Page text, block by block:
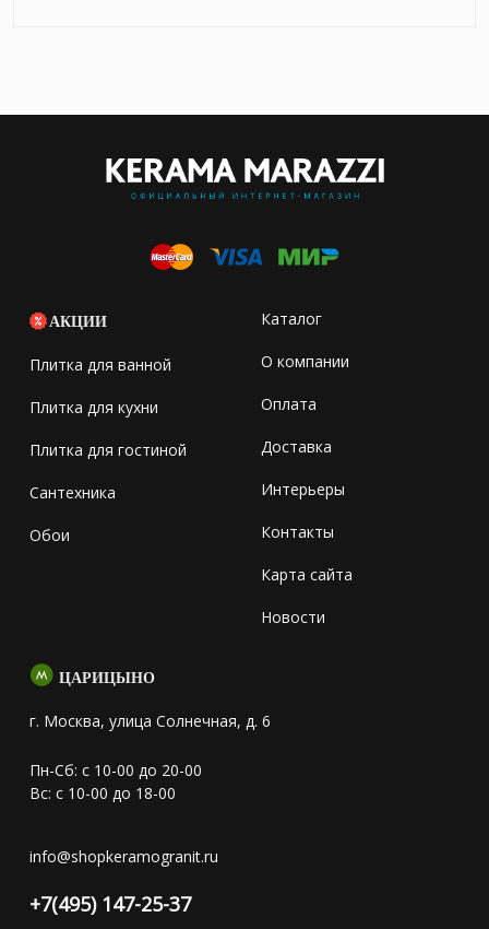
АКЦИИ
Плитка для ванной
Плитка для кухни
Плитка для гостиной
Сантехника
Обои
Каталог
О компании
Оплата
Доставка
Интерьеры
Контакты
Карта сайта
Новости
ЦАРИЦЫНО
г. Москва, улица Солнечная, д. 6
Пн-Сб: с 10-00 до 20-00
Вс: с 10-00 до 18-00
info@shopkeramogranit.ru
+7(495) 147-25-37